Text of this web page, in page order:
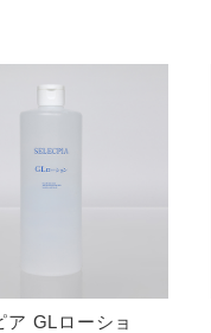
ア GLローショ